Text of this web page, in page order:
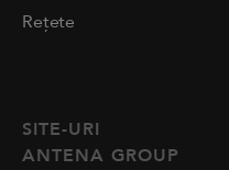
Rețete
SITE-URI
ANTENA GROUP